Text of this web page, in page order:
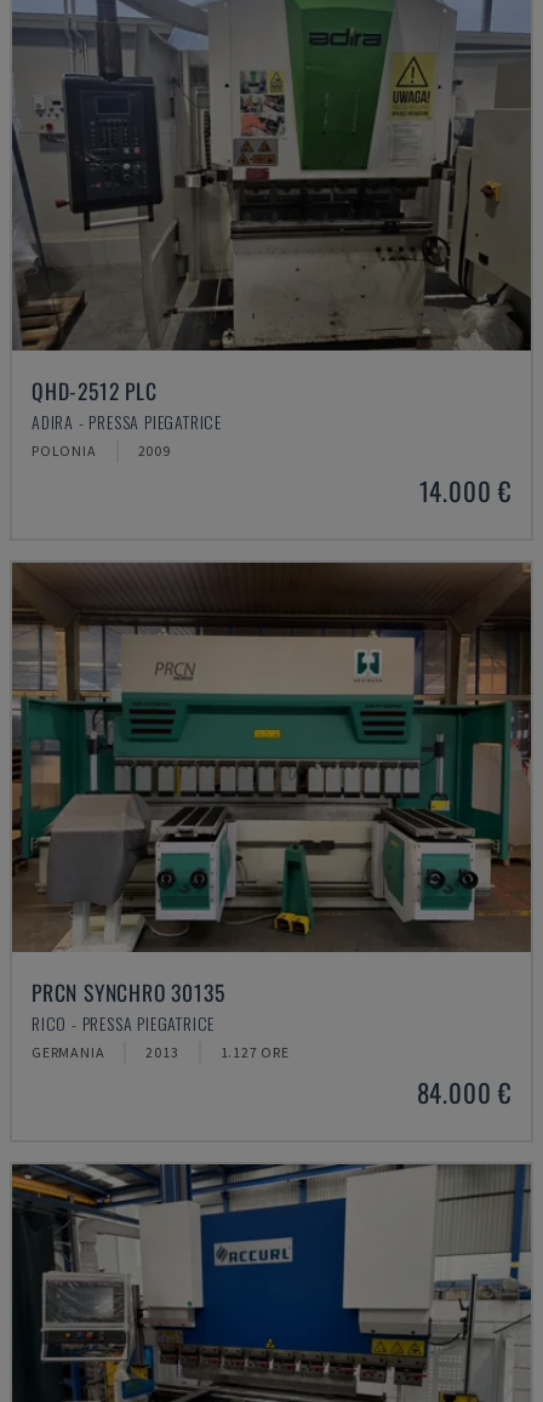
QHD-2512 PLC
ADIRA - PRESSA PIEGATRICE
POLONIA 2009
14.000 €
PRCN SYNCHRO 30135
RICO - PRESSA PIEGATRICE
GERMANIA 2013 1.127 ORE
84.000 €